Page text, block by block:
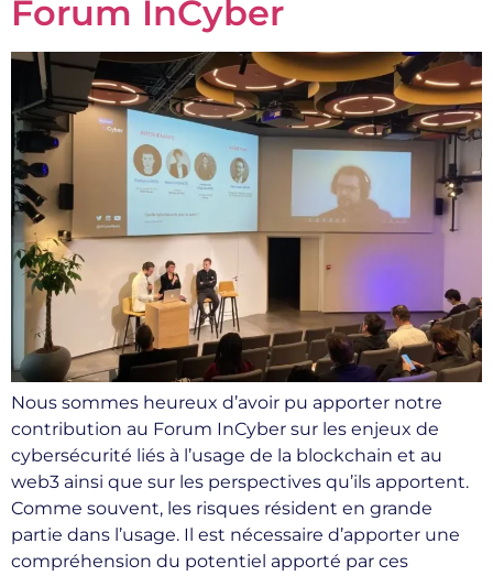
Forum InCyber
Nous sommes heureux d’avoir pu apporter notre
contribution au Forum InCyber sur les enjeux de
cybersécurité liés à l’usage de la blockchain et au
web3 ainsi que sur les perspectives qu’ils apportent.
Comme souvent, les risques résident en grande
partie dans l’usage. Il est nécessaire d’apporter une
compréhension du potentiel apporté par ces